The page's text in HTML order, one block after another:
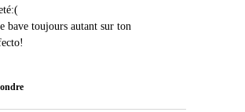
bave toujours autant sur ton